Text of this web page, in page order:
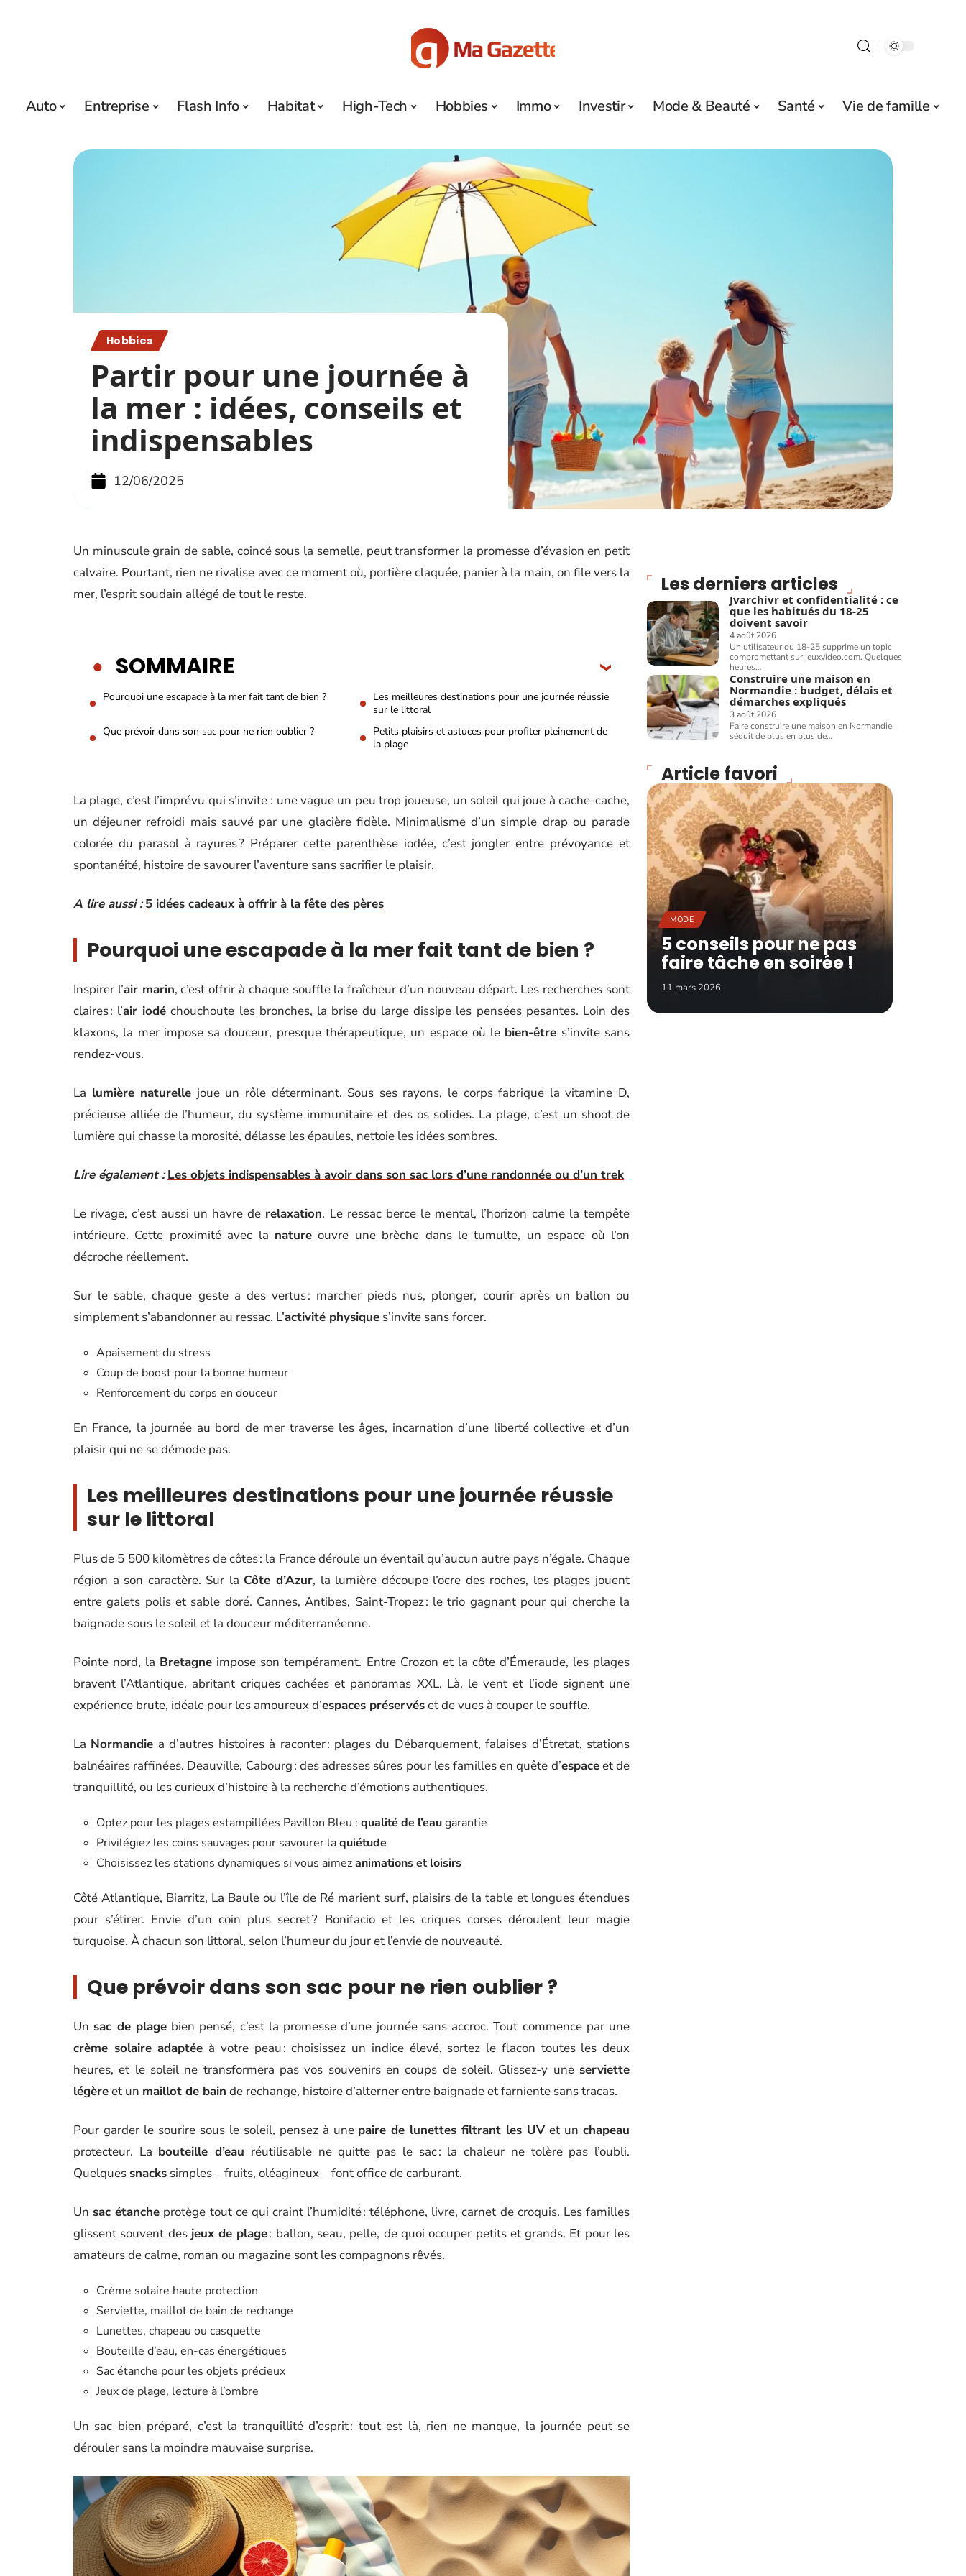
Auto Entreprise Flash Info Habitat High-Tech Hobbies Immo Investir Mode & Beauté Santé Vie de famille
Hobbies
Partir pour une journée à
la mer : idées, conseils et
indispensables
12/06/2025
Un minuscule grain de sable, coincé sous la semelle, peut transformer la promesse d’évasion en petit
calvaire. Pourtant, rien ne rivalise avec ce moment où, portière claquée, panier à la main, on file vers la
mer, l’esprit soudain allégé de tout le reste.
SOMMAIRE
Pourquoi une escapade à la mer fait tant de bien ?
Les meilleures destinations pour une journée réussie
sur le littoral
Que prévoir dans son sac pour ne rien oublier ?
Petits plaisirs et astuces pour profiter pleinement de
la plage
La plage, c’est l’imprévu qui s’invite : une vague un peu trop joueuse, un soleil qui joue à cache-cache,
un déjeuner refroidi mais sauvé par une glacière fidèle. Minimalisme d’un simple drap ou parade
colorée du parasol à rayures ? Préparer cette parenthèse iodée, c’est jongler entre prévoyance et
spontanéité, histoire de savourer l’aventure sans sacrifier le plaisir.
A lire aussi : 5 idées cadeaux à offrir à la fête des pères
Pourquoi une escapade à la mer fait tant de bien ?
Inspirer l’air marin, c’est offrir à chaque souffle la fraîcheur d’un nouveau départ. Les recherches sont
claires : l’air iodé chouchoute les bronches, la brise du large dissipe les pensées pesantes. Loin des
klaxons, la mer impose sa douceur, presque thérapeutique, un espace où le bien-être s’invite sans
rendez-vous.
La lumière naturelle joue un rôle déterminant. Sous ses rayons, le corps fabrique la vitamine D,
précieuse alliée de l’humeur, du système immunitaire et des os solides. La plage, c’est un shoot de
lumière qui chasse la morosité, délasse les épaules, nettoie les idées sombres.
Lire également : Les objets indispensables à avoir dans son sac lors d’une randonnée ou d’un trek
Le rivage, c’est aussi un havre de relaxation. Le ressac berce le mental, l’horizon calme la tempête
intérieure. Cette proximité avec la nature ouvre une brèche dans le tumulte, un espace où l’on
décroche réellement.
Sur le sable, chaque geste a des vertus : marcher pieds nus, plonger, courir après un ballon ou
simplement s’abandonner au ressac. L’activité physique s’invite sans forcer.
Apaisement du stress
Coup de boost pour la bonne humeur
Renforcement du corps en douceur
En France, la journée au bord de mer traverse les âges, incarnation d’une liberté collective et d’un
plaisir qui ne se démode pas.
Les meilleures destinations pour une journée réussie
sur le littoral
Plus de 5 500 kilomètres de côtes : la France déroule un éventail qu’aucun autre pays n’égale. Chaque
région a son caractère. Sur la Côte d’Azur, la lumière découpe l’ocre des roches, les plages jouent
entre galets polis et sable doré. Cannes, Antibes, Saint-Tropez : le trio gagnant pour qui cherche la
baignade sous le soleil et la douceur méditerranéenne.
Pointe nord, la Bretagne impose son tempérament. Entre Crozon et la côte d’Émeraude, les plages
bravent l’Atlantique, abritant criques cachées et panoramas XXL. Là, le vent et l’iode signent une
expérience brute, idéale pour les amoureux d’espaces préservéset de vues à couper le souffle.
La Normandie a d’autres histoires à raconter : plages du Débarquement, falaises d’Étretat, stations
balnéaires raffinées. Deauville, Cabourg : des adresses sûres pour les familles en quête d’espaceet de
tranquillité, ou les curieux d’histoire à la recherche d’émotions authentiques.
Optez pour les plages estampillées Pavillon Bleu : qualité de l’eaugarantie
Privilégiez les coins sauvages pour savourer laquiétude
Choisissez les stations dynamiques si vous aimezanimations et loisirs
Côté Atlantique, Biarritz, La Baule ou l’île de Ré marient surf, plaisirs de la table et longues étendues
pour s’étirer. Envie d’un coin plus secret ? Bonifacio et les criques corses déroulent leur magie
turquoise. À chacun son littoral, selon l’humeur du jour et l’envie de nouveauté.
Que prévoir dans son sac pour ne rien oublier ?
Un sac de plagebien pensé, c’est la promesse d’une journée sans accroc. Tout commence par une
crème solaire adaptée à votre peau : choisissez un indice élevé, sortez le flacon toutes les deux
heures, et le soleil ne transformera pas vos souvenirs en coups de soleil. Glissez-y une serviette
légèreet un maillot de bain de rechange, histoire d’alterner entre baignade et farniente sans tracas.
Pour garder le sourire sous le soleil, pensez à une paire de lunettes filtrant les UVet unchapeau
protecteur. La bouteille d’eau réutilisable ne quitte pas le sac : la chaleur ne tolère pas l’oubli.
Quelques snacks simples – fruits, oléagineux – font office de carburant.
Un sac étanche protège tout ce qui craint l’humidité : téléphone, livre, carnet de croquis. Les familles
glissent souvent des jeux de plage: ballon, seau, pelle, de quoi occuper petits et grands. Et pour les
amateurs de calme, roman ou magazine sont les compagnons rêvés.
Crème solaire haute protection
Serviette, maillot de bain de rechange
Lunettes, chapeau ou casquette
Bouteille d’eau, en-cas énergétiques
Sac étanche pour les objets précieux
Jeux de plage, lecture à l’ombre
Un sac bien préparé, c’est la tranquillité d’esprit : tout est là, rien ne manque, la journée peut se
dérouler sans la moindre mauvaise surprise.
Les derniers articles
Jvarchivr et confidentialité : ce
que les habitués du 18-25
doivent savoir
4 août 2026
Un utilisateur du 18-25 supprime un topic
compromettant sur jeuxvideo.com. Quelques
heures…
Construire une maison en
Normandie : budget, délais et
démarches expliqués
3 août 2026
Faire construire une maison en Normandie
séduit de plus en plus de…
Article favori
MODE
5 conseils pour ne pas
faire tâche en soirée !
11 mars 2026